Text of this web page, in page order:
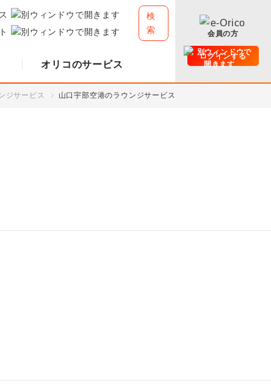
検
索
オリコのサービス
会員の方
ログインする
ジサービス 山口宇部空港のラウンジサービス